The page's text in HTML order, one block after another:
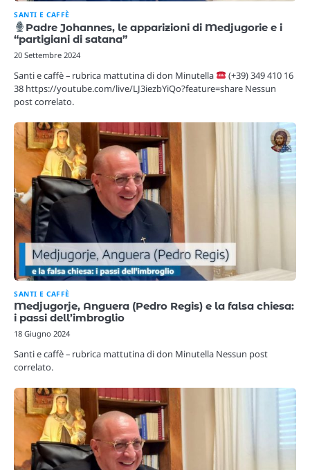
SANTI E CAFFÈ
Padre Johannes, le apparizioni di Medjugorie e i
“partigiani di satana”
20 Settembre 2024
Santi e caffè – rubrica mattutina di don Minutella
(+39) 349 410 16
38 https://youtube.com/live/LJ3iezbYiQo?feature=share Nessun
post correlato.
SANTI E CAFFÈ
Medjugorje, Anguera (Pedro Regis) e la falsa chiesa:
i passi dell’imbroglio
18 Giugno 2024
Santi e caffè – rubrica mattutina di don Minutella Nessun post
correlato.